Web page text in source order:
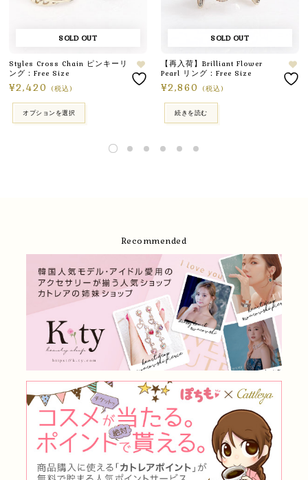
SOLD OUT
Styles Cross Chain ピンキーリ
ング：Free Size
¥2,420 (税込)
オプションを選択
SOLD OUT
【再入荷】Brilliant Flower
Pearl リング：Free Size
¥2,860 (税込)
続きを読む
Recommended